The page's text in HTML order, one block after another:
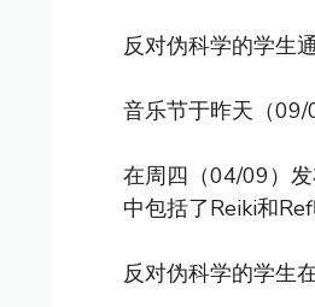
反对伪科学的学生
音乐节于昨天（09/
在周四（04/09）
中包括了Reiki和
反对伪科学的学生